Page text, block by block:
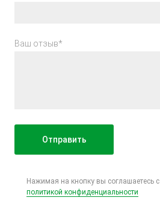
Ваш отзыв*
Нажимая на кнопку вы соглашаетесь с
политикой конфиденциальности